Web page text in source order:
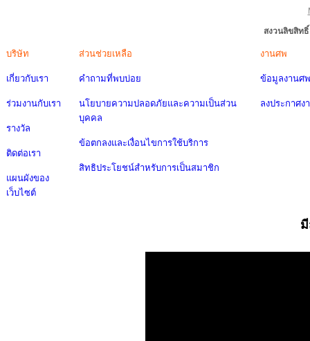
สงวนลิขสิท
บริษัท
เกี่ยวกับเรา
ร่วมงานกับเรา
รางวัล
ติดต่อเรา
แผนผังของ
เว็บไซต์
ส่วนช่วยเหลือ
คำถามที่พบบ่อย
นโยบายความปลอดภัยและความเป็นส่วน
บุคคล
ข้อตกลงและเงื่อนไขการใช้บริการ
สิทธิประโยชน์สำหรับการเป็นสมาชิก
งานศพ
ข้อมูลงานศพ
ลงประกาศง